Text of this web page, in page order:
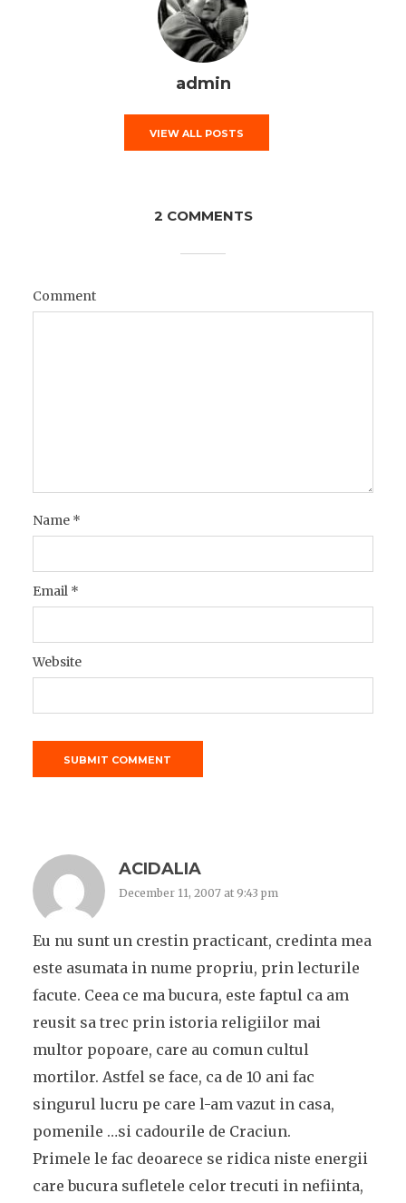
admin
VIEW ALL POSTS
2 COMMENTS
Comment
Name *
Email *
Website
ACIDALIA
December 11, 2007 at 9:43 pm
Eu nu sunt un crestin practicant, credinta mea
este asumata in nume propriu, prin lecturile
facute. Ceea ce ma bucura, este faptul ca am
reusit sa trec prin istoria religiilor mai
multor popoare, care au comun cultul
mortilor. Astfel se face, ca de 10 ani fac
singurul lucru pe care l-am vazut in casa,
pomenile …si cadourile de Craciun.
Primele le fac deoarece se ridica niste energii
care bucura sufletele celor trecuti in nefiinta,